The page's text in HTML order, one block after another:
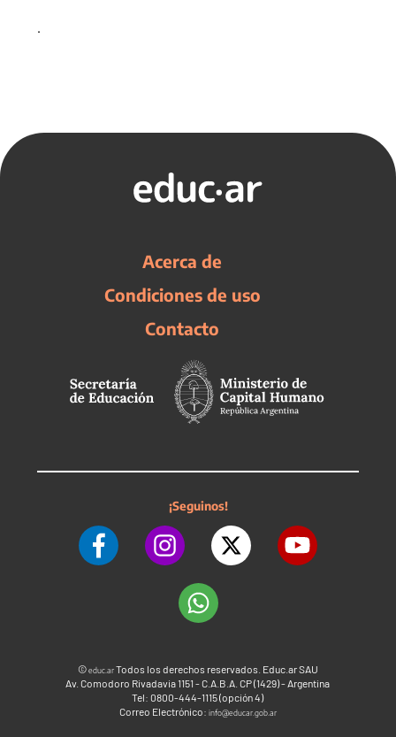
.
Acerca de
Condiciones de uso
Contacto
¡Seguinos!
©educ.arTodos los derechos reservados. Educ.ar SAU
Av. Comodoro Rivadavia 1151 - C.A.B.A. CP (1429) - Argentina
Tel: 0800-444-1115 (opción 4)
Correo Electrónico: info@educar.gob.ar